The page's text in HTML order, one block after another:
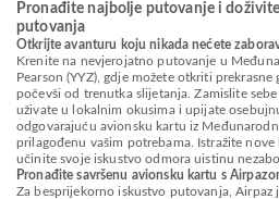
Pronađite najbolje putovanje i
putovanja
Otkrijte avanturu koju nikada nećete
Krenite na nevjerojatno putovanje u
Pearson (YYZ), gdje možete otkriti prekrasne
počevši od trenutka slijetanja. Zamislite
uživate u lokalnim okusima i upijate
odgovarajuću avionsku kartu iz
prilagođenu vašim potrebama. Istražite
učinite svoje iskustvo odmora uistinu
Pronađite savršenu avionsku kartu s
Za besprijekorno iskustvo putovanja, Airpaz